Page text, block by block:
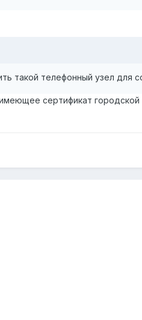
такой телефонный узел для
сертификат